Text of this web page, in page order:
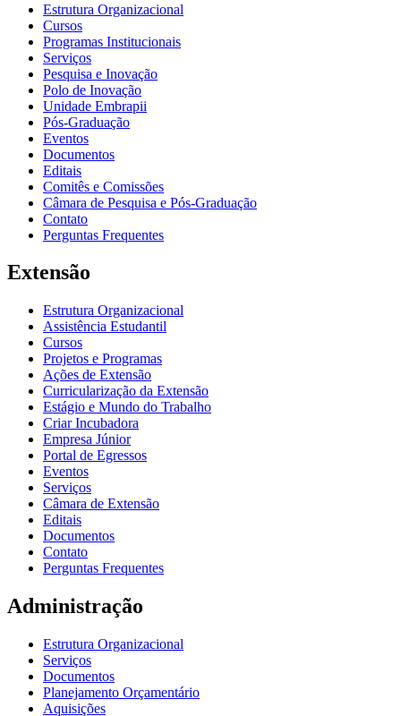
Estrutura Organizacional
Cursos
Programas Institucionais
Serviços
Pesquisa e Inovação
Polo de Inovação
Unidade Embrapii
Pós-Graduação
Eventos
Documentos
Editais
Comitês e Comissões
Câmara de Pesquisa e Pós-Graduação
Contato
Perguntas Frequentes
Extensão
Estrutura Organizacional
Assistência Estudantil
Cursos
Projetos e Programas
Ações de Extensão
Curricularização da Extensão
Estágio e Mundo do Trabalho
Criar Incubadora
Empresa Júnior
Portal de Egressos
Eventos
Serviços
Câmara de Extensão
Editais
Documentos
Contato
Perguntas Frequentes
Administração
Estrutura Organizacional
Serviços
Documentos
Planejamento Orçamentário
Aquisições